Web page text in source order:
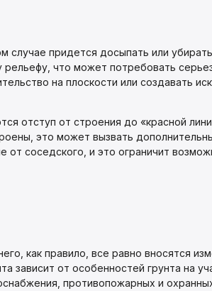
случае придется досыпать или
что может потребовать
на плоскости или создавать
отступ от строения до «красной
это может вызвать
соседского, и это ограничит
как правило, все равно вносятся
от особенностей грунта на
противопожарных и